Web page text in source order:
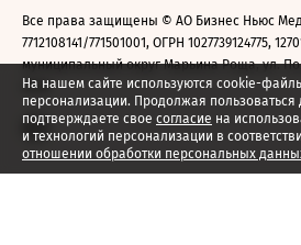
На нашем сайте используются cookie-
персонализации. Продолжая
подтверждаете свое согласие на
и технологий персонализации в
отношении обработки персональных
Все права защищены © АО Бизнес Ньюс
7712108141/771501001, ОГРН 1027739124775,
муниципальный округ Марьина Роща, ул.
2026